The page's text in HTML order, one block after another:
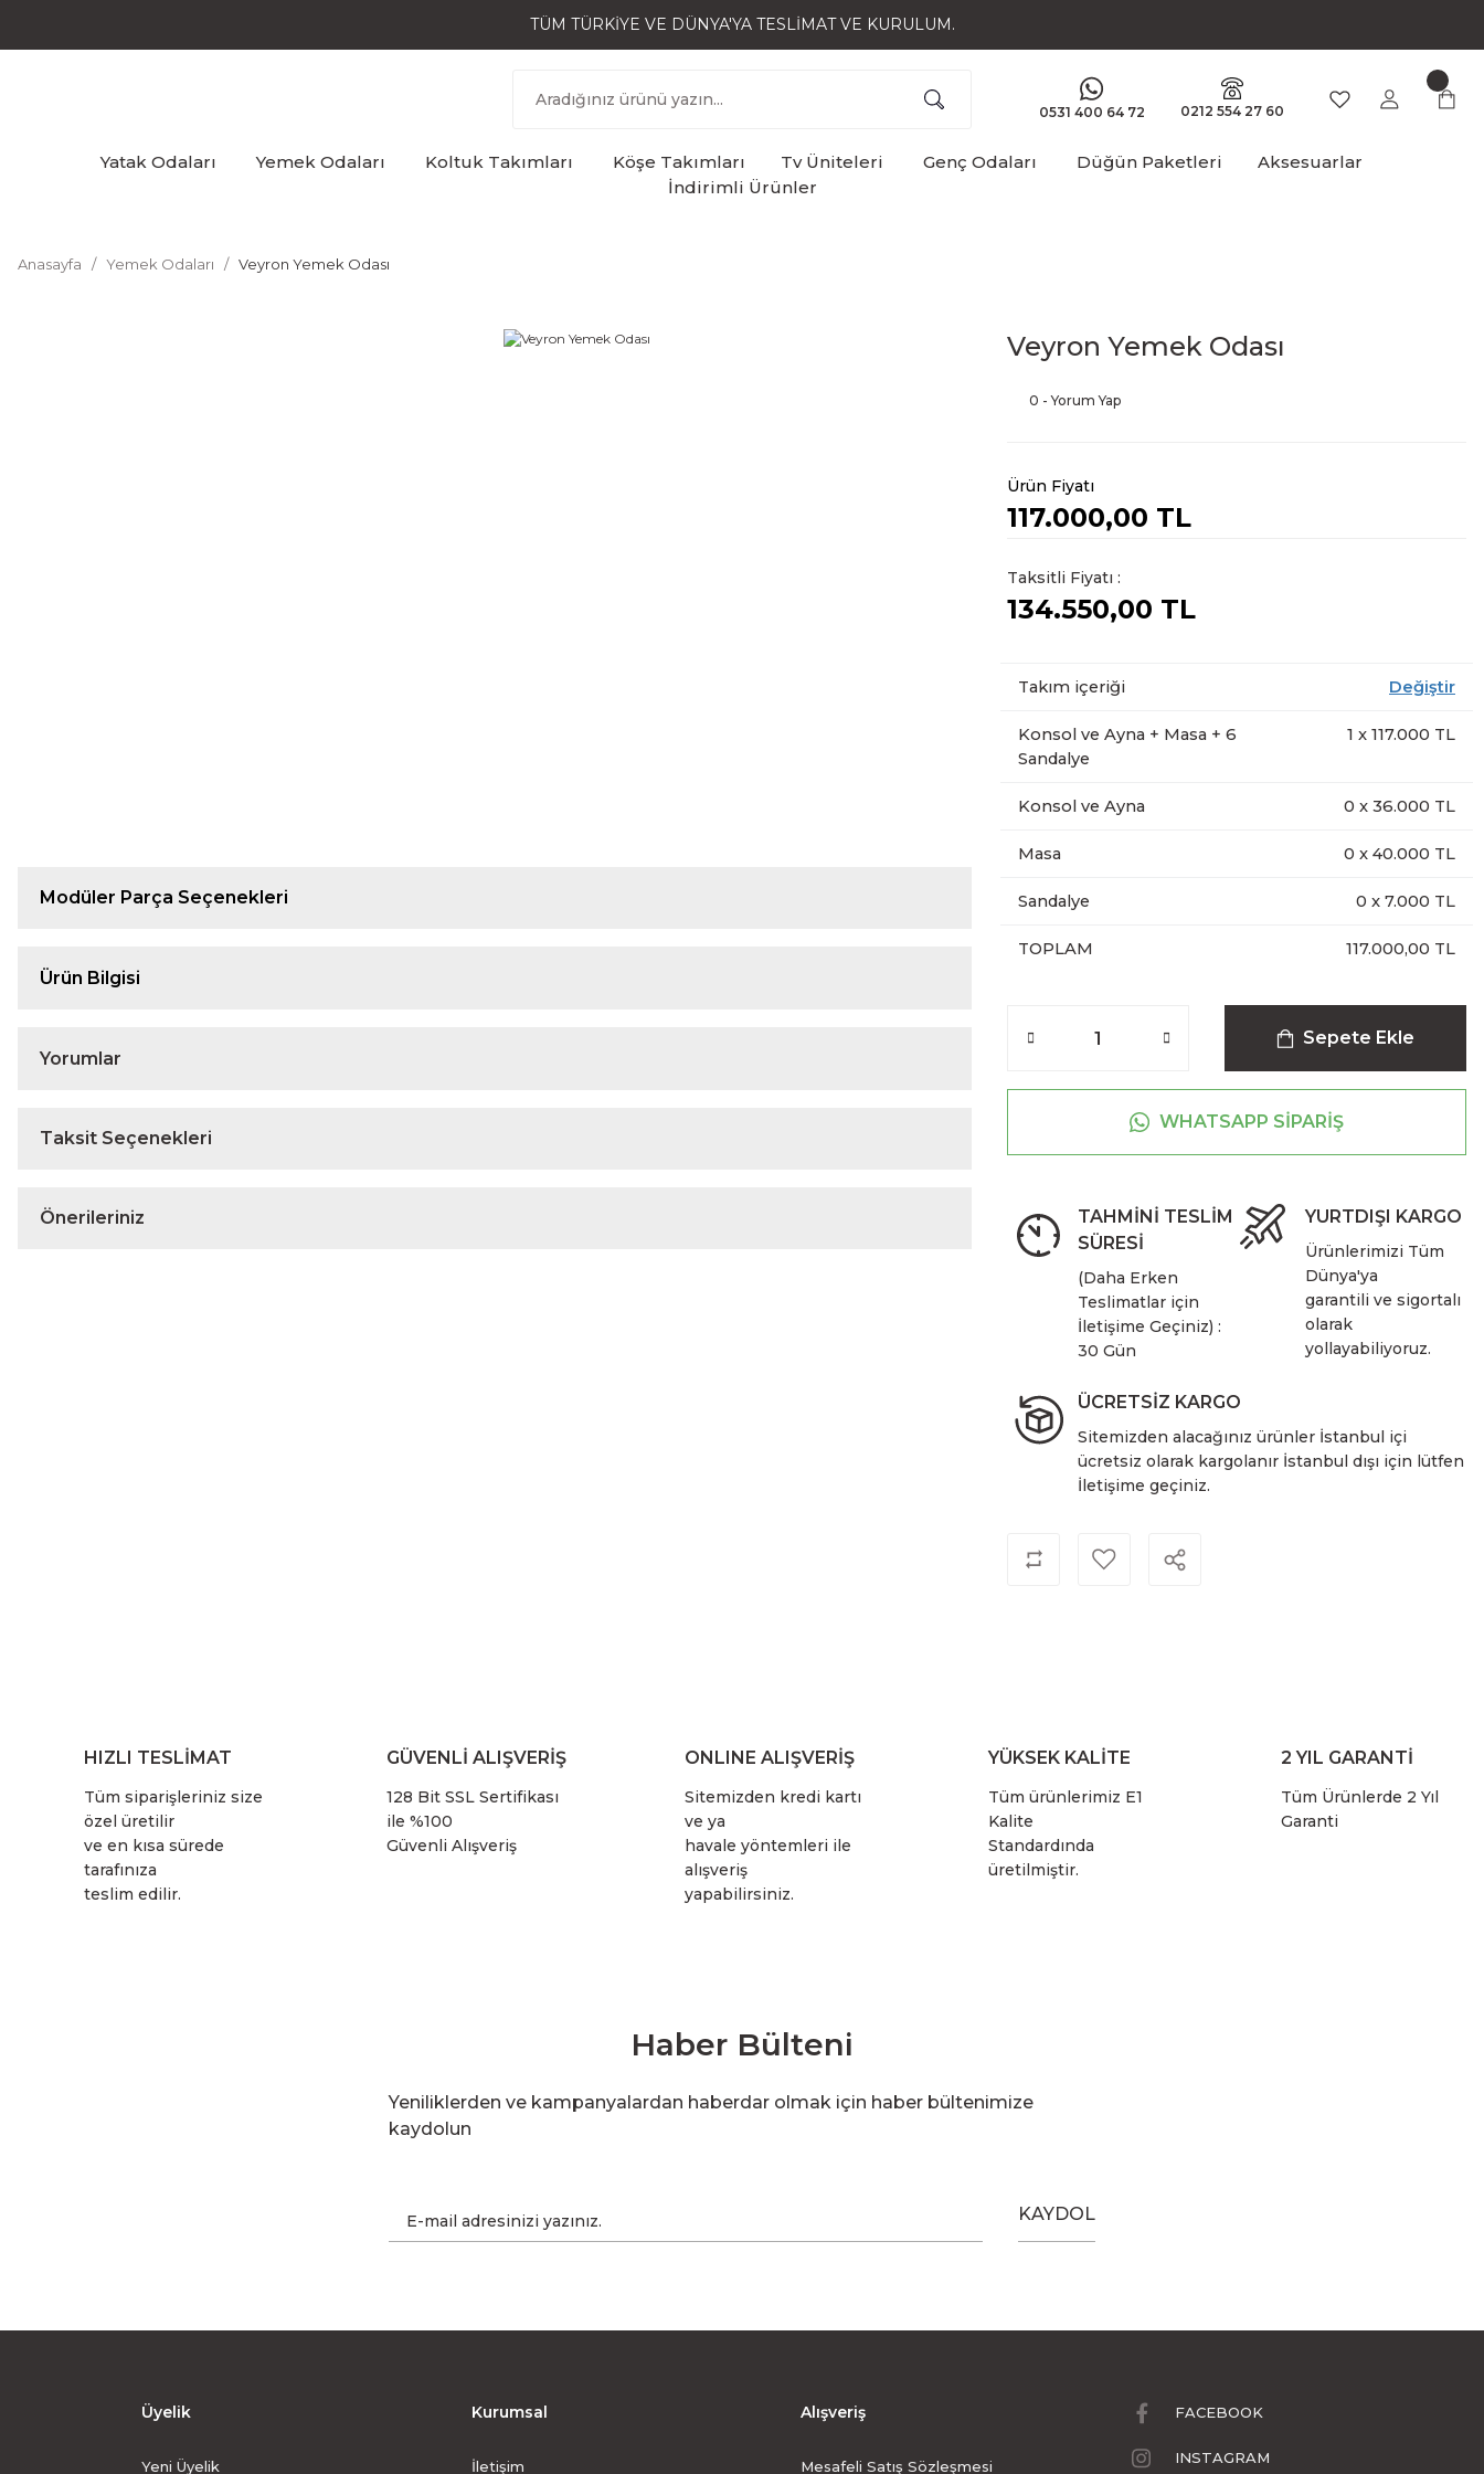
TÜM TÜRKİYE VE DÜNYA'YA TESLİMAT VE KURULUM.
0531 400 64 72 0212 554 27 60
Yatak Odaları Yemek Odaları Koltuk Takımları Köşe Takımları Tv Üniteleri Genç Odaları Düğün Paketleri
Aksesuarlar
İndirimli Ürünler
Anasayfa Yemek Odaları Veyron Yemek Odası
Modüler Parça Seçenekleri
Ürün Bilgisi
Yorumlar
Taksit Seçenekleri
Önerileriniz
Veyron Yemek Odası
0 - Yorum Yap
Ürün Fiyatı
117.000,00 TL
Taksitli Fiyatı :
134.550,00 TL
Takım içeriği Değiştir
Konsol ve Ayna + Masa + 6
Sandalye
1 x 117.000 TL
Konsol ve Ayna 0 x 36.000 TL
Masa 0 x 40.000 TL
Sandalye 0 x 7.000 TL
TOPLAM 117.000,00 TL
Sepete Ekle
WHATSAPP SİPARİŞ
TAHMİNİ TESLİM
SÜRESİ
(Daha Erken
Teslimatlar için
İletişime Geçiniz) :
30 Gün
YURTDIŞI KARGO
Ürünlerimizi Tüm
Dünya'ya
garantili ve sigortalı
olarak
yollayabiliyoruz.
ÜCRETSİZ KARGO
Sitemizden alacağınız ürünler İstanbul içi
ücretsiz olarak kargolanır İstanbul dışı için lütfen
İletişime geçiniz.
HIZLI TESLİMAT
Tüm siparişleriniz size
özel üretilir
ve en kısa sürede
tarafınıza
teslim edilir.
GÜVENLİ ALIŞVERİŞ
128 Bit SSL Sertifikası
ile %100
Güvenli Alışveriş
ONLINE ALIŞVERİŞ
Sitemizden kredi kartı
ve ya
havale yöntemleri ile
alışveriş
yapabilirsiniz.
YÜKSEK KALİTE
Tüm ürünlerimiz E1
Kalite
Standardında
üretilmiştir.
2 YIL GARANTİ
Tüm Ürünlerde 2 Yıl
Garanti
Haber Bülteni
Yeniliklerden ve kampanyalardan haberdar olmak için haber bültenimize
kaydolun
KAYDOL
Üyelik
Yeni Üyelik
Kurumsal
İletişim
Alışveriş
Mesafeli Satış Sözleşmesi
FACEBOOK
INSTAGRAM